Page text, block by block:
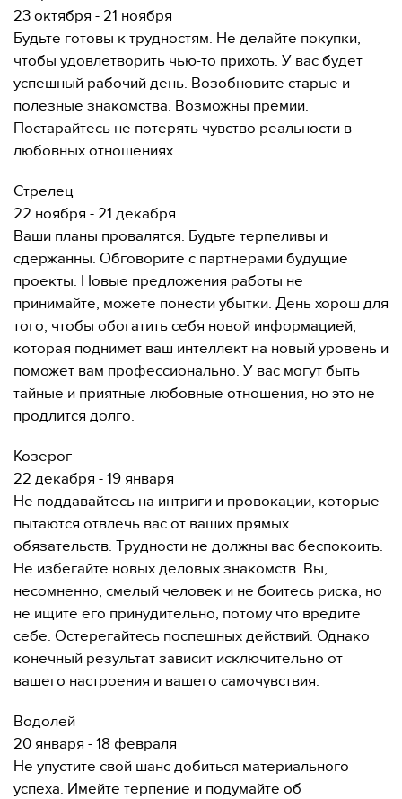
23 октября - 21 ноября
Будьте готовы к трудностям. Не делайте покупки,
чтобы удовлетворить чью-то прихоть. У вас будет
успешный рабочий день. Возобновите старые и
полезные знакомства. Возможны премии.
Постарайтесь не потерять чувство реальности в
любовных отношениях.
Стрелец
22 ноября - 21 декабря
Ваши планы провалятся. Будьте терпеливы и
сдержанны. Обговорите с партнерами будущие
проекты. Новые предложения работы не
принимайте, можете понести убытки. День хорош для
того, чтобы обогатить себя новой информацией,
которая поднимет ваш интеллект на новый уровень и
поможет вам профессионально. У вас могут быть
тайные и приятные любовные отношения, но это не
продлится долго.
Козерог
22 декабря - 19 января
Не поддавайтесь на интриги и провокации, которые
пытаются отвлечь вас от ваших прямых
обязательств. Трудности не должны вас беспокоить.
Не избегайте новых деловых знакомств. Вы,
несомненно, смелый человек и не боитесь риска, но
не ищите его принудительно, потому что вредите
себе. Остерегайтесь поспешных действий. Однако
конечный результат зависит исключительно от
вашего настроения и вашего самочувствия.
Водолей
20 января - 18 февраля
Не упустите свой шанс добиться материального
успеха. Имейте терпение и подумайте об